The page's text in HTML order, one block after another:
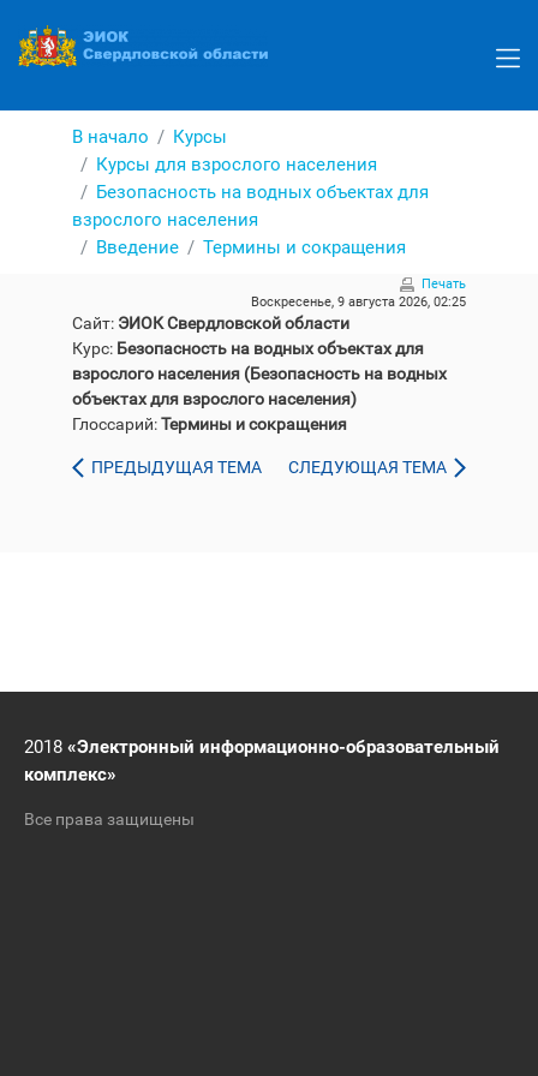
основному
В начало
Курсы
Курсы для взрослого населения
Безопасность на водных объектах для
взрослого населения
Введение
Термины и сокращения
Печать
Воскресенье, 9 августа 2026, 02:25
Сайт: ЭИОК Свердловской области
Курс: Безопасность на водных объектах для
взрослого населения (Безопасность на водных
объектах для взрослого населения)
Глоссарий:Термины и сокращения
ПРЕДЫДУЩАЯ ТЕМА СЛЕДУЮЩАЯ ТЕМА
2018 «Электронный информационно-образовательный
комплекс»
Все права защищены